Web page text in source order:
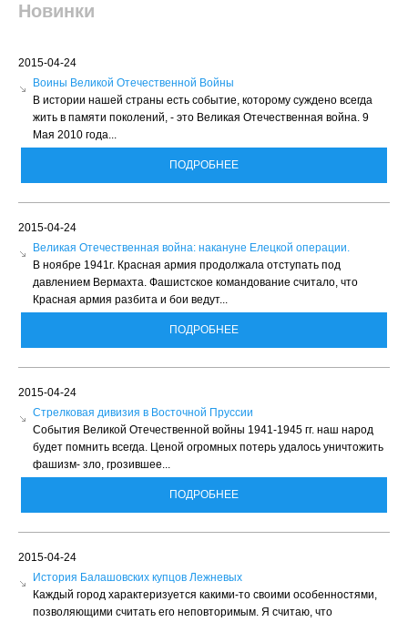
Новинки
2015-04-24
Воины Великой Отечественной Войны
В истории нашей страны есть событие, которому суждено всегда
жить в памяти поколений, - это Великая Отечественная война. 9
Мая 2010 года...
ПОДРОБНЕЕ
2015-04-24
Великая Отечественная война: накануне Елецкой операции.
В ноябре 1941г. Красная армия продолжала отступать под
давлением Вермахта. Фашистское командование считало, что
Красная армия разбита и бои ведут...
ПОДРОБНЕЕ
2015-04-24
Стрелковая дивизия в Восточной Пруссии
События Великой Отечественной войны 1941-1945 гг. наш народ
будет помнить всегда. Ценой огромных потерь удалось уничтожить
фашизм- зло, грозившее...
ПОДРОБНЕЕ
2015-04-24
История Балашовских купцов Лежневых
Каждый город характеризуется какими-то своими особенностями,
позволяющими считать его неповторимым. Я считаю, что